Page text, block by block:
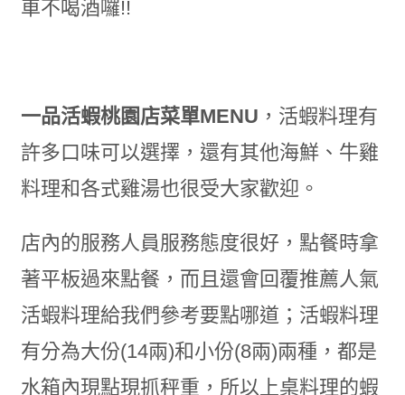
車不喝酒囉!!
一品活蝦桃園店菜單MENU ，活蝦料理有
許多口味可以選擇，還有其他海鮮、牛雞
料理和各式雞湯也很受大家歡迎。
店內的服務人員服務態度很好，點餐時拿
著平板過來點餐，而且還會回覆推薦人氣
活蝦料理給我們參考要點哪道；活蝦料理
有分為大份(14兩)和小份(8兩)兩種，都是
水箱內現點現抓秤重，所以上桌料理的蝦